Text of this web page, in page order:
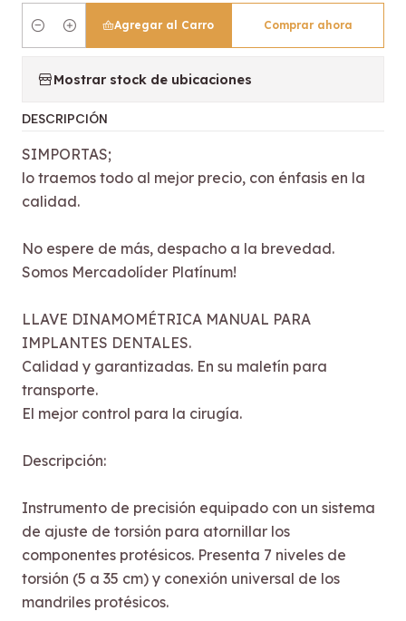
Cantidad
Agregar al Carro Comprar ahora
Mostrar stock de ubicaciones
DESCRIPCIÓN
SIMPORTAS;
lo traemos todo al mejor precio, con énfasis en la
calidad.
No espere de más, despacho a la brevedad.
Somos Mercadolíder Platínum!
LLAVE DINAMOMÉTRICA MANUAL PARA
IMPLANTES DENTALES.
Calidad y garantizadas. En su maletín para
transporte.
El mejor control para la cirugía.
Descripción:
Instrumento de precisión equipado con un sistema
de ajuste de torsión para atornillar los
componentes protésicos. Presenta 7 niveles de
torsión (5 a 35 cm) y conexión universal de los
mandriles protésicos.